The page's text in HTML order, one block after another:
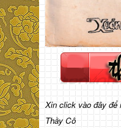
Xin click vào đây để
Thầy Cô